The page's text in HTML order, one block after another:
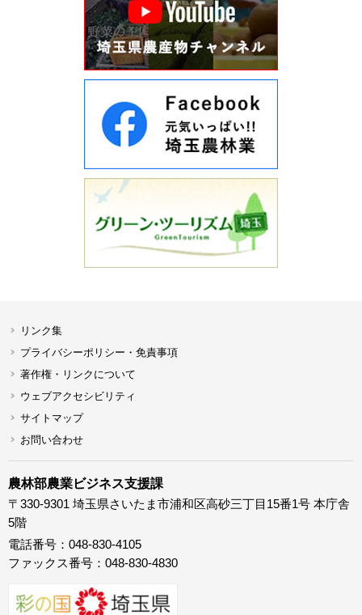
リンク集
プライバシーポリシー・免責事項
著作権・リンクについて
ウェブアクセシビリティ
サイトマップ
お問い合わせ
農林部農業ビジネス支援課
〒330-9301 埼玉県さいたま市浦和区高砂三丁目15番1号 本庁舎
5階
電話番号：048-830-4105
ファックス番号：048-830-4830